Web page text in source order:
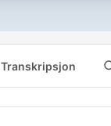
Transkripsjon